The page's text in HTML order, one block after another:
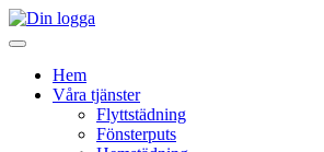
Hem
Våra tjänster
Flyttstädning
Fönsterputs